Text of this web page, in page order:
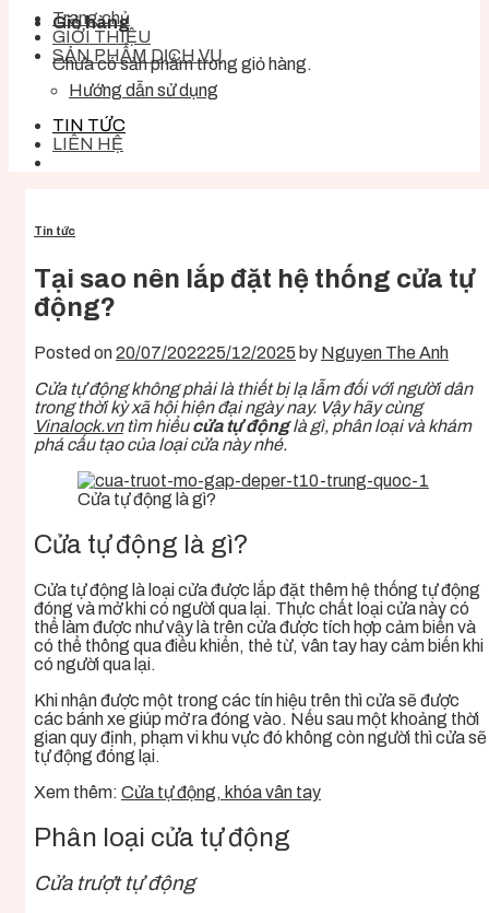
Giỏ hàng
Chưa có sản phẩm trong giỏ hàng.
Trang chủ
GIỚI THIỆU
SẢN PHẨM DỊCH VỤ
Hướng dẫn sử dụng
TIN TỨC
LIÊN HỆ
Tin tức
Tại sao nên lắp đặt hệ thống cửa tự
động?
Posted on20/07/202225/12/2025 by Nguyen The Anh
Cửa tự động không phải là thiết bị lạ lẫm đối với người dân
trong thời kỳ xã hội hiện đại ngày nay. Vậy hãy cùng
Vinalock.vntìm hiểucửa tự độnglà gì, phân loại và khám
phá cấu tạo của loại cửa này nhé.
Cửa tự động là gì?
Cửa tự động là gì?
Cửa tự động là loại cửa được lắp đặt thêm hệ thống tự động
đóng và mở khi có người qua lại. Thực chất loại cửa này có
thể làm được như vậy là trên cửa được tích hợp cảm biến và
có thể thông qua điều khiển, thẻ từ, vân tay hay cảm biến khi
có người qua lại.
Khi nhận được một trong các tín hiệu trên thì cửa sẽ được
các bánh xe giúp mở ra đóng vào. Nếu sau một khoảng thời
gian quy định, phạm vi khu vực đó không còn người thì cửa sẽ
tự động đóng lại.
Xem thêm: Cửa tự động, khóa vân tay
Phân loại cửa tự động
Cửa trượt tự động